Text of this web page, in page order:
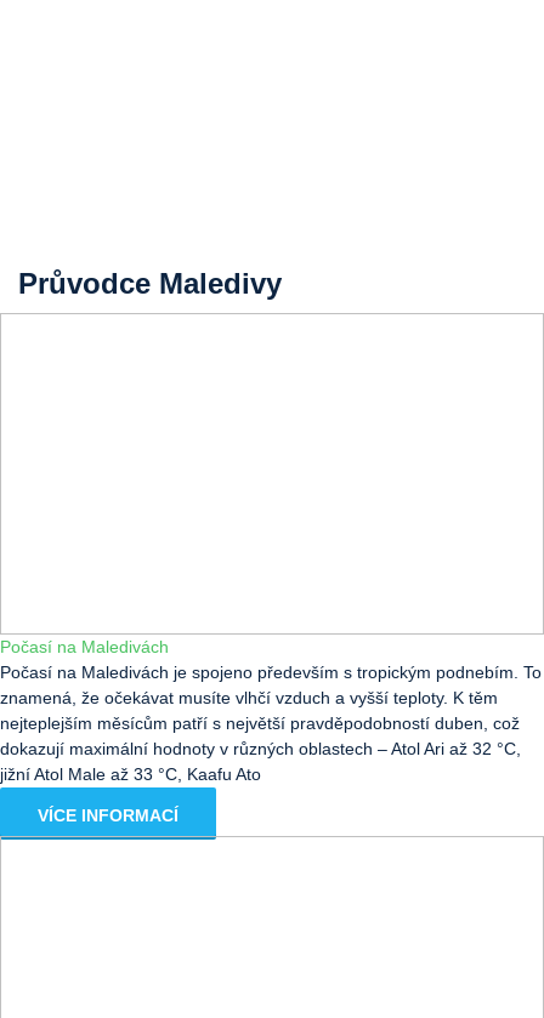
Průvodce Maledivy
Počasí na Maledivách
Počasí na Maledivách je spojeno především s tropickým podnebím. To
znamená, že očekávat musíte vlhčí vzduch a vyšší teploty. K těm
nejteplejším měsícům patří s největší pravděpodobností duben, což
dokazují maximální hodnoty v různých oblastech – Atol Ari až 32 °C,
jižní Atol Male až 33 °C, Kaafu Ato
VÍCE INFORMACÍ